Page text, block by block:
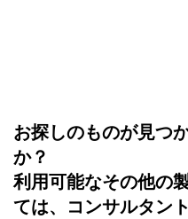
お探しのものが見つ
か？
利用可能なその他の
ては、コンサルタン